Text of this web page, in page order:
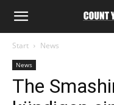
Start News
News
The